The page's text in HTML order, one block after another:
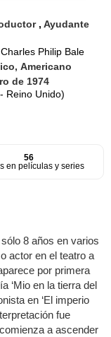
,Ayudante
Philip Bale
Americano
de 1974
Reino Unido)
56
en películas y series
8 años en varios
actor en el teatro a
por primera
‘Mio en la tierra del
en ‘El imperio
fue
a ascender